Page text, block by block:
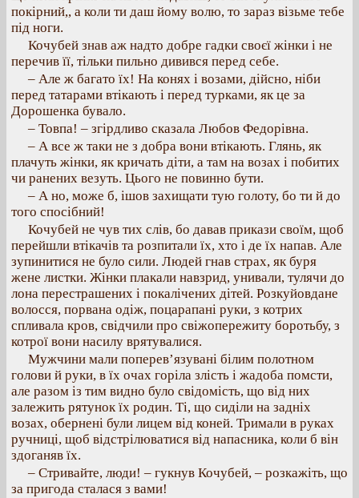
покірний,, а коли ти даш йому волю, то зараз візьме тебе
під ноги.
Кочубей знав аж надто добре гадки своєї жінки і не
перечив її, тільки пильно дивився перед себе.
– Але ж багато їх! На конях і возами, дійсно, ніби
перед татарами втікають і перед турками, як це за
Дорошенка бувало.
– Товпа! – згірдливо сказала Любов Федорівна.
– А все ж таки не з добра вони втікають. Глянь, як
плачуть жінки, як кричать діти, а там на возах і побитих
чи ранених везуть. Цього не повинно бути.
– А но, може б, ішов захищати тую голоту, бо ти й до
того спосібний!
Кочубей не чув тих слів, бо давав прикази своїм, щоб
перейшли втікачів та розпитали їх, хто і де їх напав. Але
зупинитися не було сили. Людей гнав страх, як буря
жене листки. Жінки плакали навзрид, унивали, тулячи до
лона перестрашених і покалічених дітей. Розкуйовдане
волосся, порвана одіж, поцарапані руки, з котрих
спливала кров, свідчили про свіжопережиту боротьбу, з
котрої вони насилу врятувалися.
Мужчини мали поперев’язувані білим полотном
голови й руки, в їх очах горіла злість і жадоба помсти,
але разом із тим видно було свідомість, що від них
залежить рятунок їх родин. Ті, що сиділи на задніх
возах, обернені були лицем від коней. Тримали в руках
ручниці, щоб відстрілюватися від напасника, коли б він
здоганяв їх.
– Стривайте, люди! – гукнув Кочубей, – розкажіть, що
за пригода сталася з вами!